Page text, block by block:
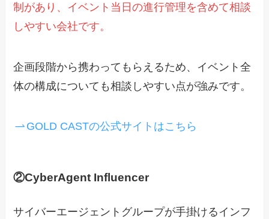
制があり、イベント当日の進行管理を含めて相談
しやすい会社です。
企画段階から携わってもらえるため、イベント全
体の構成についても相談しやすい点が強みです。
GOLD CASTの公式サイトはこちら
②CyberAgent Influencer
サイバーエージェントグループが手掛けるインフ